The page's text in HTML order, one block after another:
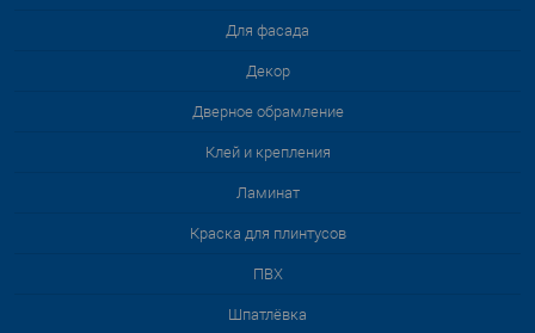
Для фасада
Декор
Дверное обрамление
Клей и крепления
Ламинат
Краска для плинтусов
ПВХ
Шпатлёвка